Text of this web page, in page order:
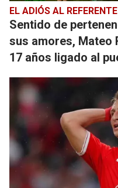
EL ADIÓS AL REFERENTE
Sentido de
sus amores, Mateo
17 años ligado al